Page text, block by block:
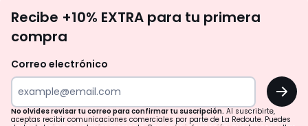
te
tu
para
Recibe +10% EXTRA para tu primera
compra
Correo electrónico
OK
No olvides revisar tu correo para confirmar tu suscripción. Al suscribirte,
aceptas recibir comunicaciones comerciales por parte de La Redoute. Puedes